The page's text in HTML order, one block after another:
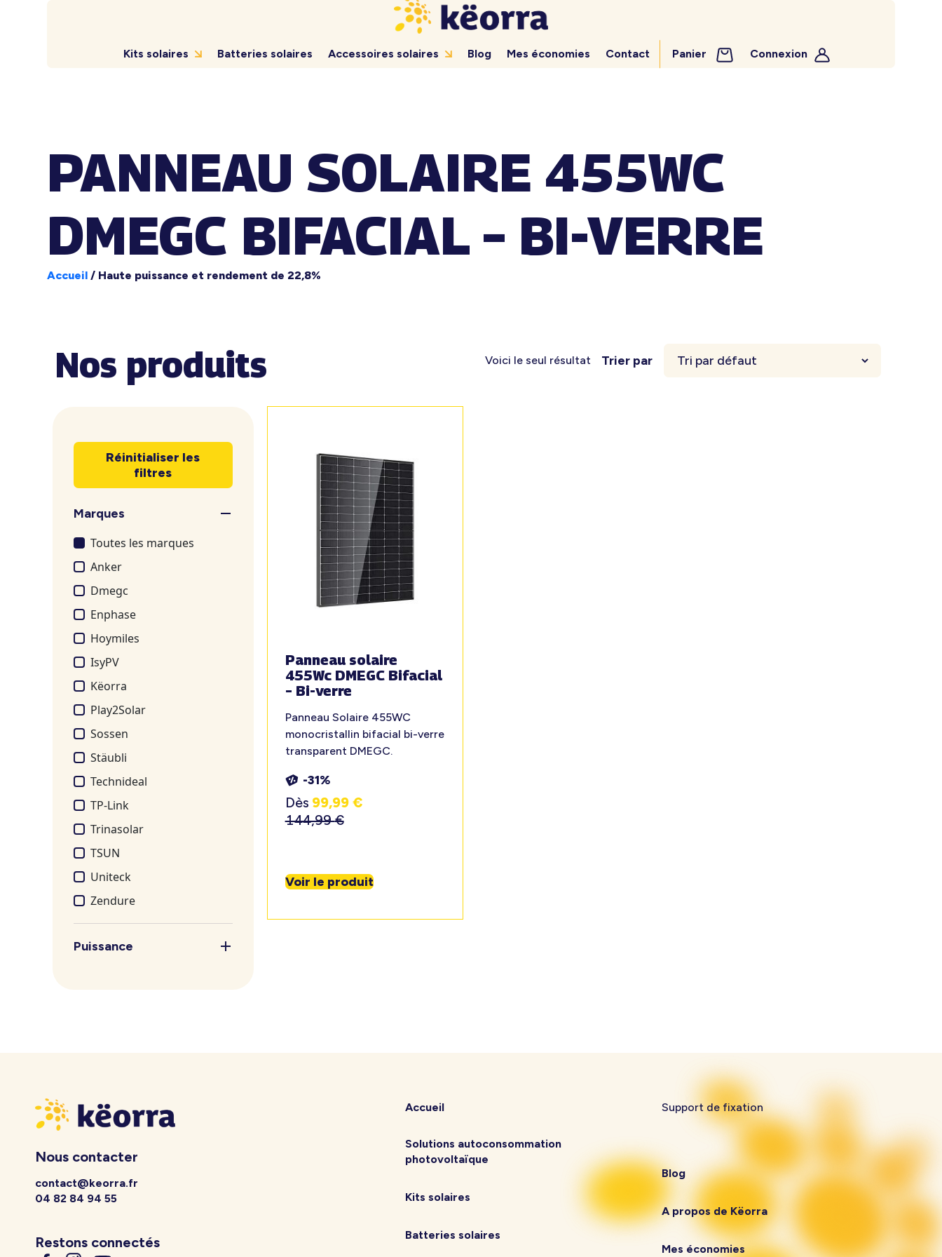
Kits solaires Batteries solaires Accessoires solaires Blog Mes économies Contact Panier Connexion
PANNEAU SOLAIRE 455WC
DMEGC BIFACIAL – BI-VERRE
Accueil / Haute puissance et rendement de 22,8%
Nos produits Voici le seul résultat Trier par
Réinitialiser les
filtres
Marques
Toutes les marques
Anker
Dmegc
Enphase
Hoymiles
IsyPV
Këorra
Play2Solar
Sossen
Stäubli
Technideal
TP-Link
Trinasolar
TSUN
Uniteck
Zendure
Puissance
Panneau solaire
455Wc DMEGC Bifacial
– Bi-verre
Panneau Solaire 455WC
monocristallin bifacial bi-verre
transparent DMEGC.
-31%
Dès 99,99 €
144,99€
Voir le produit
Nous contacter
contact@keorra.fr
04 82 84 94 55
Restons connectés
Accueil
Solutions autoconsommation
photovoltaïque
Kits solaires
Batteries solaires
Support de fixation
Blog
A propos de Këorra
Mes économies